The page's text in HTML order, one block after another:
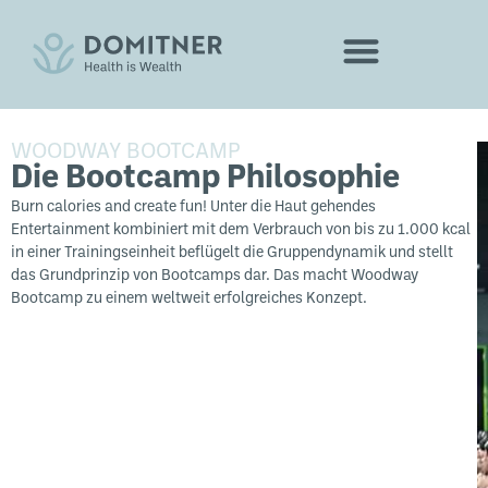
WOODWAY BOOTCAMP
Die Bootcamp Philosophie
Burn calories and create fun! Unter die Haut gehendes
Entertainment kombiniert mit dem Verbrauch von bis zu 1.000 kcal
in einer Trainingseinheit beflügelt die Gruppendynamik und stellt
das Grundprinzip von Bootcamps dar. Das macht Woodway
Bootcamp zu einem weltweit erfolgreiches Konzept.